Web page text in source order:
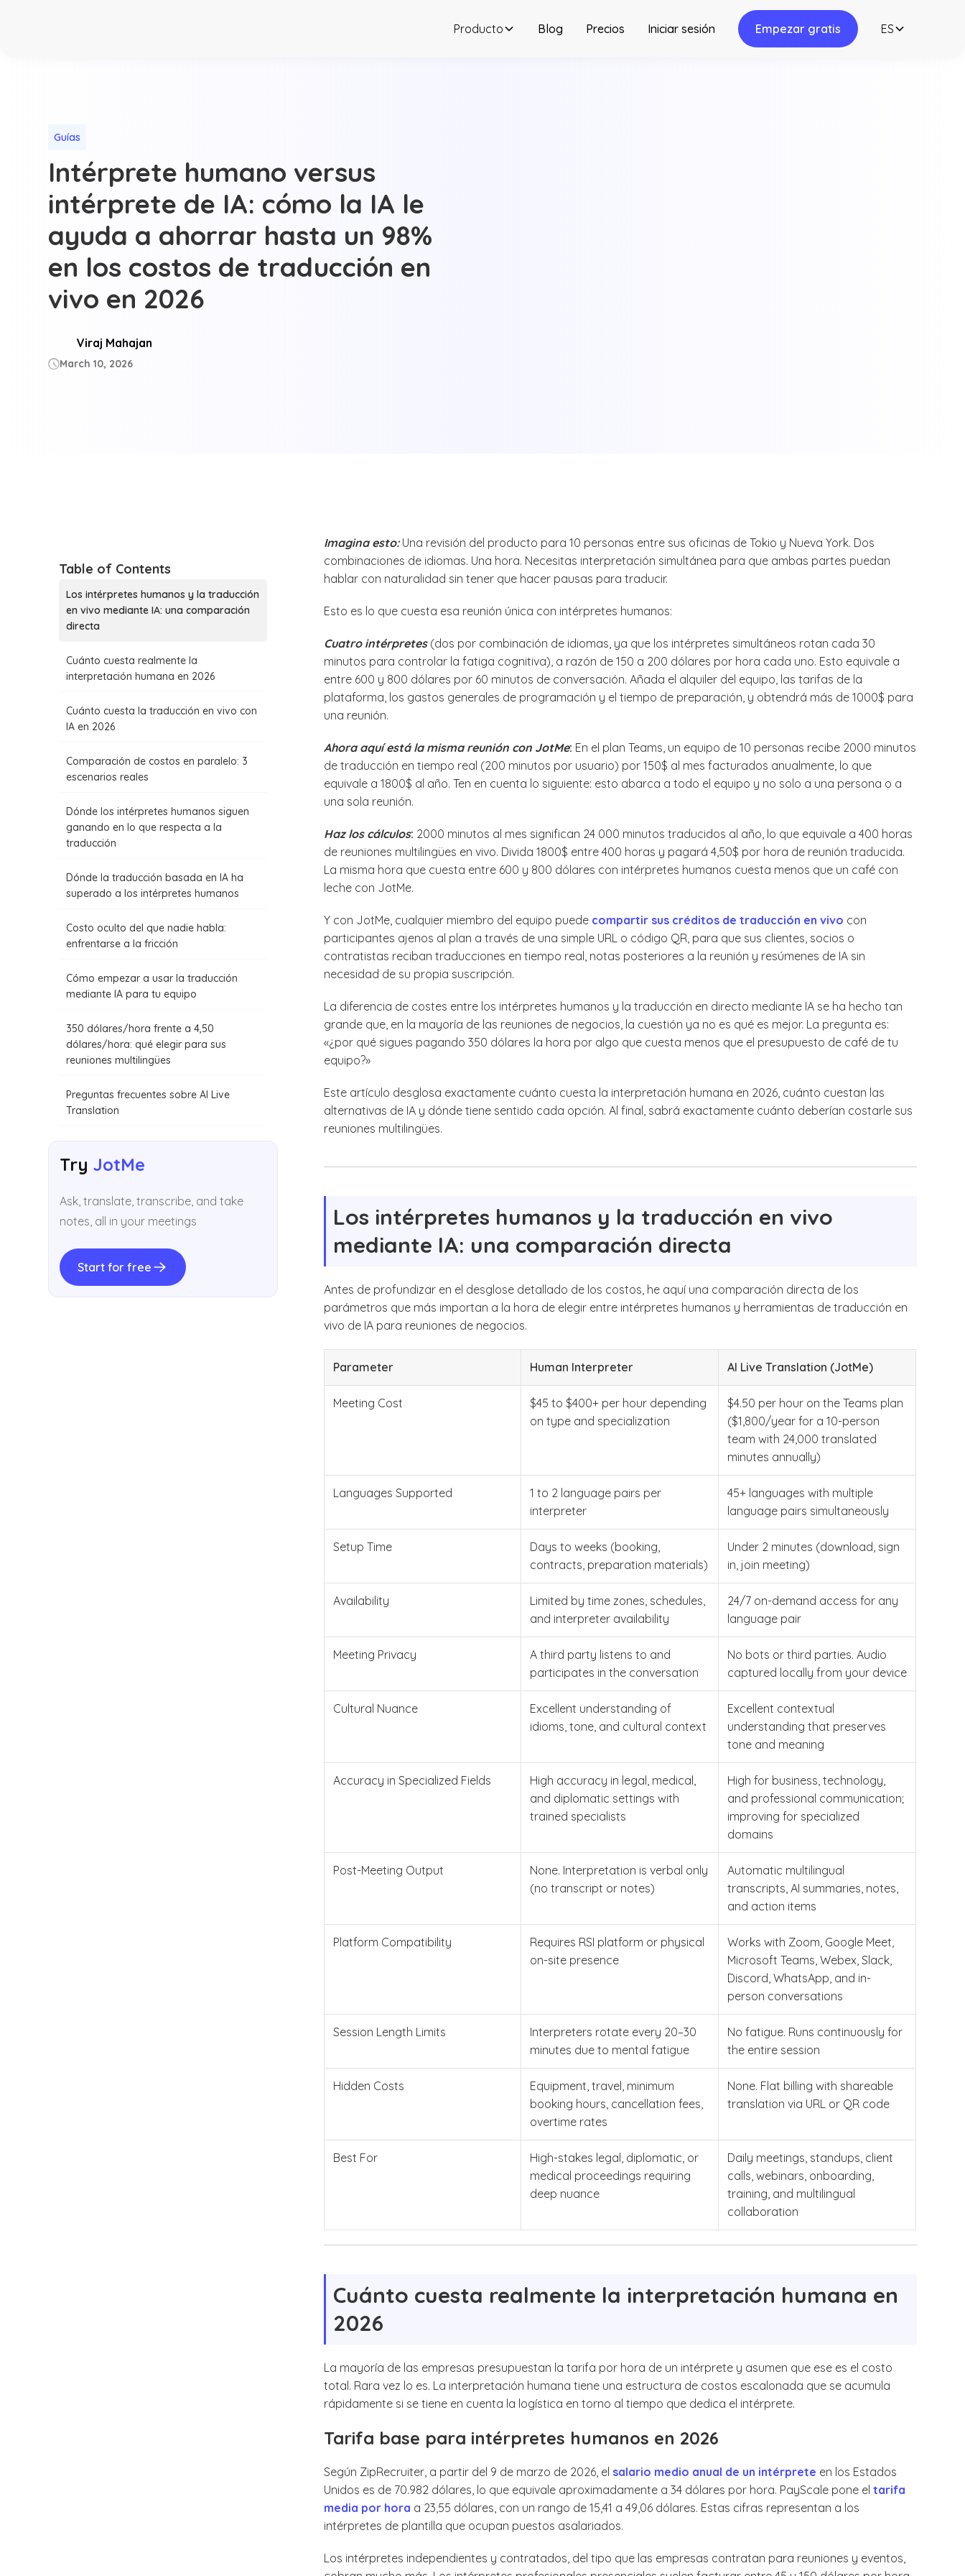
Producto Blog Precios Iniciar sesión Empezar gratis ES
Guías
Intérprete humano versus
intérprete de IA: cómo la IA le
ayuda a ahorrar hasta un 98%
en los costos de traducción en
vivo en 2026
Viraj Mahajan
March 10, 2026
Table of Contents
Los intérpretes humanos y la traducción
en vivo mediante IA: una comparación
directa
Cuánto cuesta realmente la
interpretación humana en 2026
Cuánto cuesta la traducción en vivo con
IA en 2026
Comparación de costos en paralelo: 3
escenarios reales
Dónde los intérpretes humanos siguen
ganando en lo que respecta a la
traducción
Dónde la traducción basada en IA ha
superado a los intérpretes humanos
Costo oculto del que nadie habla:
enfrentarse a la fricción
Cómo empezar a usar la traducción
mediante IA para tu equipo
350 dólares/hora frente a 4,50
dólares/hora: qué elegir para sus
reuniones multilingües
Preguntas frecuentes sobre AI Live
Translation
TryJotMe
Ask, translate, transcribe, and take
notes, all in your meetings
Start for free
Imagina esto: Una revisión del producto para 10 personas entre sus oficinas de Tokio y Nueva York. Dos
combinaciones de idiomas. Una hora. Necesitas interpretación simultánea para que ambas partes puedan
hablar con naturalidad sin tener que hacer pausas para traducir.
Esto es lo que cuesta esa reunión única con intérpretes humanos:
Cuatro intérpretes(dos por combinación de idiomas, ya que los intérpretes simultáneos rotan cada 30
minutos para controlar la fatiga cognitiva), a razón de 150 a 200 dólares por hora cada uno. Esto equivale a
entre 600 y 800 dólares por 60 minutos de conversación. Añada el alquiler del equipo, las tarifas de la
plataforma, los gastos generales de programación y el tiempo de preparación, y obtendrá más de 1000$ para
una reunión.
Ahora aquí está la misma reunión con JotMe: En el plan Teams, un equipo de 10 personas recibe 2000 minutos
de traducción en tiempo real (200 minutos por usuario) por 150$ al mes facturados anualmente, lo que
equivale a 1800$ al año. Ten en cuenta lo siguiente: esto abarca a todo el equipo y no solo a una persona o a
una sola reunión.
Haz los cálculos: 2000 minutos al mes significan 24 000 minutos traducidos al año, lo que equivale a 400 horas
de reuniones multilingües en vivo. Divida 1800$ entre 400 horas y pagará 4,50$ por hora de reunión traducida.
La misma hora que cuesta entre 600 y 800 dólares con intérpretes humanos cuesta menos que un café con
leche con JotMe.
Y con JotMe, cualquier miembro del equipo puede compartir sus créditos de traducción en vivo con
participantes ajenos al plan a través de una simple URL o código QR, para que sus clientes, socios o
contratistas reciban traducciones en tiempo real, notas posteriores a la reunión y resúmenes de IA sin
necesidad de su propia suscripción.
La diferencia de costes entre los intérpretes humanos y la traducción en directo mediante IA se ha hecho tan
grande que, en la mayoría de las reuniones de negocios, la cuestión ya no es qué es mejor. La pregunta es:
«¿por qué sigues pagando 350 dólares la hora por algo que cuesta menos que el presupuesto de café de tu
equipo?»
Este artículo desglosa exactamente cuánto cuesta la interpretación humana en 2026, cuánto cuestan las
alternativas de IA y dónde tiene sentido cada opción. Al final, sabrá exactamente cuánto deberían costarle sus
reuniones multilingües.
Los intérpretes humanos y la traducción en vivo
mediante IA: una comparación directa
Antes de profundizar en el desglose detallado de los costos, he aquí una comparación directa de los
parámetros que más importan a la hora de elegir entre intérpretes humanos y herramientas de traducción en
vivo de IA para reuniones de negocios.
Parameter Human Interpreter AI Live Translation (JotMe)
Meeting Cost
$45 to $400+ per hour depending
on type and specialization
$4.50 per hour on the Teams plan
($1,800/year for a 10-person
team with 24,000 translated
minutes annually)
Languages Supported
1 to 2 language pairs per
interpreter
45+ languages with multiple
language pairs simultaneously
Setup Time
Days to weeks (booking,
contracts, preparation materials)
Under 2 minutes (download, sign
in, join meeting)
Availability
Limited by time zones, schedules,
and interpreter availability
24/7 on-demand access for any
language pair
Meeting Privacy
A third party listens to and
participates in the conversation
No bots or third parties. Audio
captured locally from your device
Cultural Nuance
Excellent understanding of
idioms, tone, and cultural context
Excellent contextual
understanding that preserves
tone and meaning
Accuracy in Specialized Fields
High accuracy in legal, medical,
and diplomatic settings with
trained specialists
High for business, technology,
and professional communication;
improving for specialized
domains
Post-Meeting Output
None. Interpretation is verbal only
(no transcript or notes)
Automatic multilingual
transcripts, AI summaries, notes,
and action items
Platform Compatibility
Requires RSI platform or physical
on-site presence
Works with Zoom, Google Meet,
Microsoft Teams, Webex, Slack,
Discord, WhatsApp, and in-
person conversations
Session Length Limits
Interpreters rotate every 20–30
minutes due to mental fatigue
No fatigue. Runs continuously for
the entire session
Hidden Costs
Equipment, travel, minimum
booking hours, cancellation fees,
overtime rates
None. Flat billing with shareable
translation via URL or QR code
Best For
High-stakes legal, diplomatic, or
medical proceedings requiring
deep nuance
Daily meetings, standups, client
calls, webinars, onboarding,
training, and multilingual
collaboration
Cuánto cuesta realmente la interpretación humana en
2026
La mayoría de las empresas presupuestan la tarifa por hora de un intérprete y asumen que ese es el costo
total. Rara vez lo es. La interpretación humana tiene una estructura de costos escalonada que se acumula
rápidamente si se tiene en cuenta la logística en torno al tiempo que dedica el intérprete.
Tarifa base para intérpretes humanos en 2026
Según ZipRecruiter, a partir del 9 de marzo de 2026, el salario medio anual de un intérprete en los Estados
Unidos es de 70.982 dólares, lo que equivale aproximadamente a 34 dólares por hora. PayScale pone eltarifa
media por hora a 23,55 dólares, con un rango de 15,41 a 49,06 dólares. Estas cifras representan a los
intérpretes de plantilla que ocupan puestos asalariados.
Los intérpretes independientes y contratados, del tipo que las empresas contratan para reuniones y eventos,